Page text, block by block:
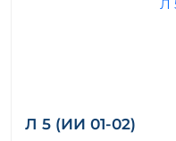
Л 5 (ИИ 01-02)